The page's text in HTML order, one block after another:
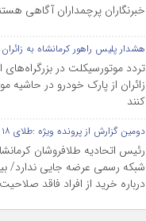
خبرنگاران پرچمداران آگاهی
هشدار پلیس راهور کرمانشاه به زائران
تردد موتورسیکلت در
زائران از پارک خودرو در حاشیه
کنند
دومین گزارش از پرونده ویژه :طلای ۱۸ عیار یا اعتماد ۱۸ عیار؟
رئیس اتحادیه طلافروشان
شبکه رسمی عرضه جایی ندارد/
درباره خرید از افراد فاقد